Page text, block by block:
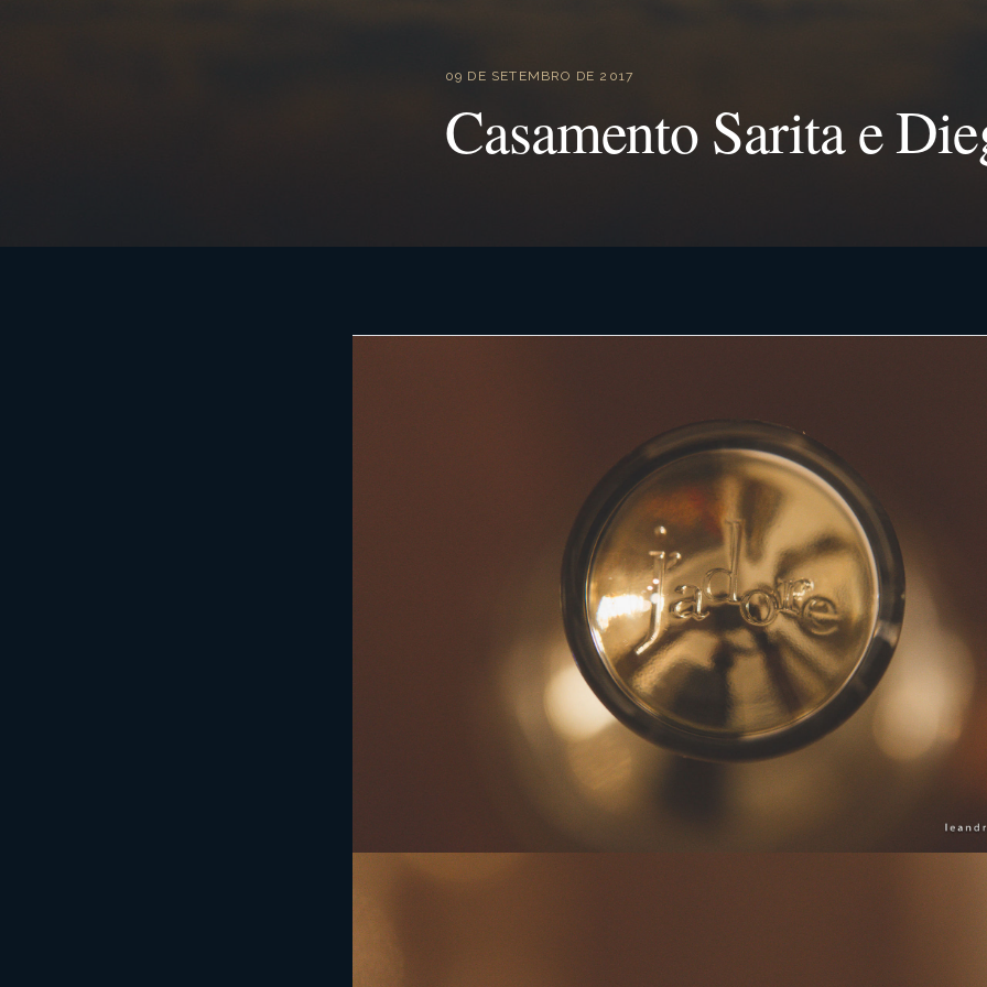
09 DE SETEMBRO DE 2017
Casamento Sarita e